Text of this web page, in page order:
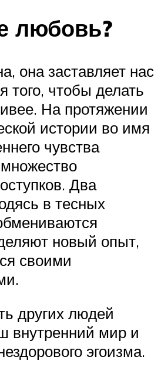
любовь?
она заставляет нас
того, чтобы делать
На протяжении
истории во имя
чувства
Два
в тесных
новый опыт,
своими
других людей
внутренний мир и
эгоизма.